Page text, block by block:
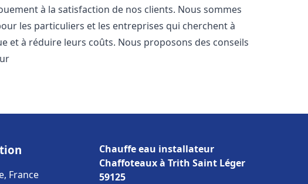
à la satisfaction de nos clients. Nous sommes
les particuliers et les entreprises qui cherchent à
et à réduire leurs coûts. Nous proposons des conseils
France
Chauffe eau installateur
Chaffoteaux à Trith Saint Léger
59125